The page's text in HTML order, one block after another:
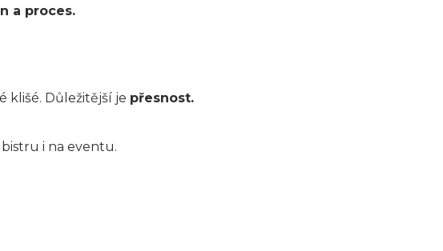
a proces.
klišé. Důležitější je přesnost.
i na eventu.